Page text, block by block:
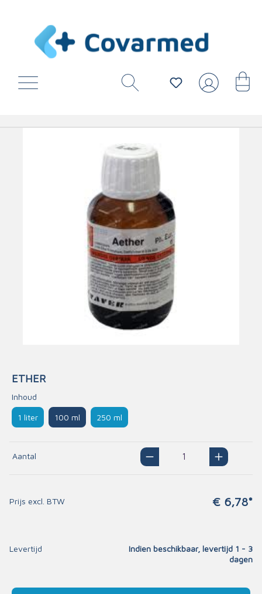
ETHER
Inhoud
1 liter 100 ml 250 ml
Aantal
Prijs excl. BTW € 6,78*
Levertijd
Indien beschikbaar, levertijd 1 - 3
dagen